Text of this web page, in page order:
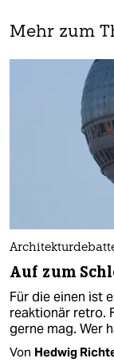
Mehr zum
Auf zum
Für die einen ist
reaktionär retro.
gerne mag. Wer
Von Hedwig